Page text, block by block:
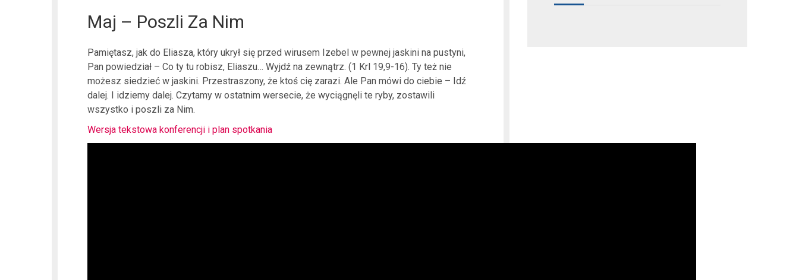
Maj – Poszli Za Nim
Pamiętasz, jak do Eliasza, który ukrył się przed wirusem Izebel w pewnej jaskini na pustyni,
Pan powiedział – Co ty tu robisz, Eliaszu… Wyjdź na zewnątrz. (1 Krl 19,9-16). Ty też nie
możesz siedzieć w jaskini. Przestraszony, że ktoś cię zarazi. Ale Pan mówi do ciebie – Idź
dalej. I idziemy dalej. Czytamy w ostatnim wersecie, że wyciągnęli te ryby, zostawili
wszystko i poszli za Nim.
Wersja tekstowa konferencji i plan spotkania